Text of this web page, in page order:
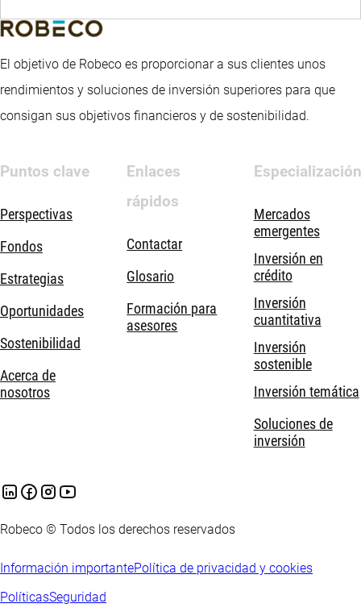
El objetivo de Robeco es proporcionar a sus clientes unos
rendimientos y soluciones de inversión superiores para que
consigan sus objetivos financieros y de sostenibilidad.
Puntos clave
Perspectivas
Fondos
Estrategias
Oportunidades
Sostenibilidad
Acerca de
nosotros
Enlaces
rápidos
Contactar
Glosario
Formación para
asesores
Especialización
Mercados
emergentes
Inversión en
crédito
Inversión
cuantitativa
Inversión
sostenible
Inversión temática
Soluciones de
inversión
Robeco © Todos los derechos reservados
Información importantePolítica de privacidad y cookies
PolíticasSeguridad